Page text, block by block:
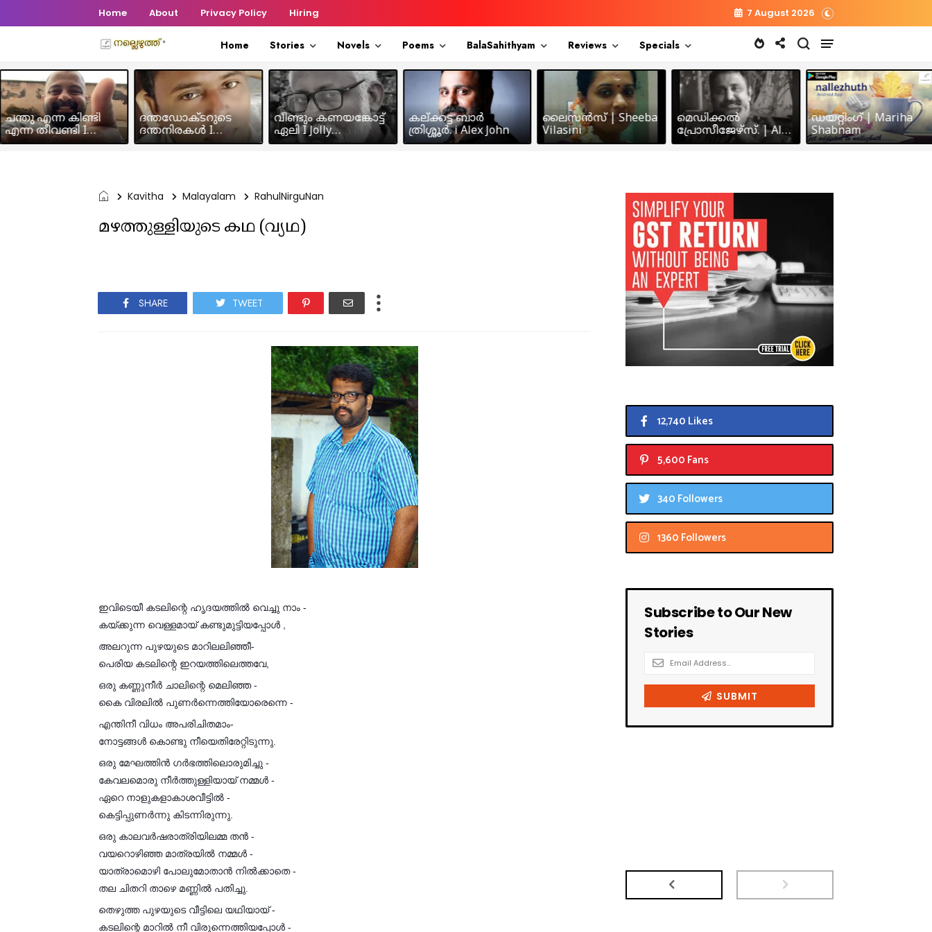
Home About Privacy Policy Hiring 7 August 2026
Home Stories Novels Poems BalaSahithyam Reviews Specials
ചന്തു എന്ന കിണ്ടി
എന്ന തീവണ്ടി I
Humour Story I Rajeev
ദന്തഡോക്ടറുടെ
ദന്തനിരകൾ I
Humour I Hussain MK
വീണ്ടും കണയങ്കോട്ട്
ഏലി I Jolly
Chakramakkil
കല്ക്കട്ട ബാർ
ത്രിശ്ശൂർ. i Alex John
ലൈസൻസ് | Sheeba
Vilasini
മെഡിക്കൽ
പ്രോസീജേഴ്സ്‌. | Alex
John
ഡയറ്റിംഗ് | Mariha
Shabnam
Kavitha Malayalam RahulNirguNan
മഴത്തുള്ളിയുടെ കഥ (വ്യഥ)
SHARE TWEET
ഇവിടെയീ കടലിന്റെ ഹൃദയത്തിൽ വെച്ചു നാം -
കയ്ക്കുന്ന വെള്ളമായ് കണ്ടുമുട്ടിയപ്പോൾ ,
അലറുന്ന പുഴയുടെ മാറിലലിഞ്ഞീ-
പെരിയ കടലിന്റെ ഇറയത്തിലെത്തവേ,
ഒരു കണ്ണുനീർ ചാലിന്റെ മെലിഞ്ഞ -
കൈ വിരലിൽ പുണർന്നെത്തിയോരെന്നെ -
എന്തിനീ വിധം അപരിചിതമാം-
നോട്ടങ്ങൾ കൊണ്ടു നീയെതിരേറ്റിടുന്നു.
ഒരു മേഘത്തിൻ ഗർഭത്തിലൊരുമിച്ചു -
കേവലമൊരു നീർത്തുള്ളിയായ് നമ്മൾ -
ഏറെ നാളുകളാകാശവീട്ടിൽ -
കെട്ടിപ്പുണർന്നു കിടന്നിരുന്നു.
ഒരു കാലവർഷരാത്രിയിലമ്മ തൻ -
വയറൊഴിഞ്ഞ മാത്രയിൽ നമ്മൾ -
യാത്രാമൊഴി പോലുമോതാൻ നിൽക്കാതെ -
തല ചിതറി താഴെ മണ്ണിൽ പതിച്ചു.
തെഴുത്ത പുഴയുടെ വീട്ടിലെ യഥിയായ് -
കടലിന്റെ മാറിൽ നീ വിരുന്നെത്തിയപ്പോൾ -
12,740 Likes
5,600 Fans
340 Followers
1360 Followers